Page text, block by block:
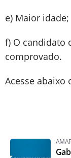
e) Maior idade;
f) O candidato
comprovado.
Acesse abaixo